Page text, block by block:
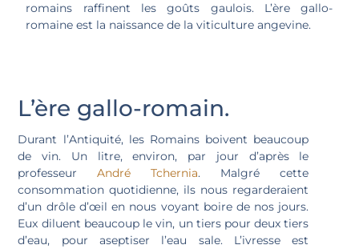
romains raffinent les goûts gaulois. L’ère gallo-
romaine est la naissance de la viticulture angevine.
L’ère gallo-romain.
Durant l’Antiquité, les Romains boivent beaucoup
de vin. Un litre, environ, par jour d’après le
professeurAndré Tchernia. Malgré cette
consommation quotidienne, ils nous regarderaient
d’un drôle d’œil en nous voyant boire de nos jours.
Eux diluent beaucoup le vin, un tiers pour deux tiers
d’eau, pour aseptiser l’eau sale. L’ivresse est